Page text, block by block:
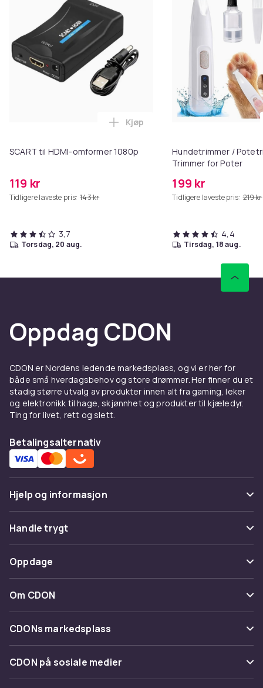
SCART til HDMI-omformer 1080p
119 kr
Tidligere laveste pris: 143 kr
Legg SCART til HDMI-omformer
Kjøp
3,7
torsdag, 20 aug.
Hundetrimmer /
Trimmer for Poter
199 kr
Tidligere laveste pris: 219 kr
4,4
tirsdag, 18 aug.
Oppdag CDON
CDON er Nordens ledende markedsplass, og vi er her for
både små hverdagsbehov og store drømmer. Her finner du et
stadig større utvalg av produkter innen alt fra gaming, leker
og elektronikk til hage, skjønnhet og produkter til kjæledyr.
Ting for livet, rett og slett.
Betalingsalternativ
Hjelp og informasjon
Vanlige spørsmål
Spor pakke
Angre & returner her
Kontakt oss
Handle trygt
Betaling
Levering
Tilbakekallinger
Oppdage
Kategorier
Varemerker
Om CDON
Om oss
Kundeanmeldelser
Jobbe på CDON
CDONs markedsplass
Merchant Help Center
CDON på sosiale medier